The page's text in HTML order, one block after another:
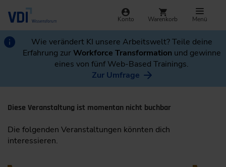
Konto Warenkorb Menü
Wie verändert KI unsere Arbeitswelt? Teile deine
Erfahrung zurWorkforce Transformation und gewinne
eines von fünf Web-Based Trainings.
Zur Umfrage
Diese Veranstaltung ist momentan nicht buchbar
Die folgenden Veranstaltungen könnten dich
interessieren.